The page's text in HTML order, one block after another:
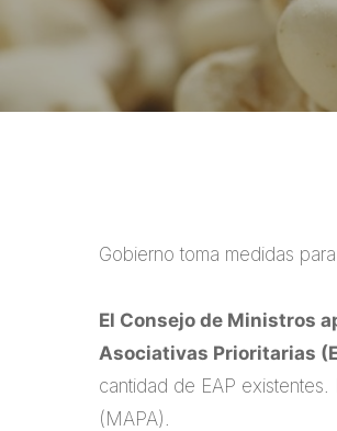
Gobierno toma medidas
El Consejo de Ministros
Asociativas Prioritarias
cantidad de EAP
(MAPA).